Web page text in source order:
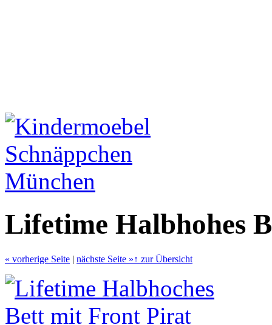
Lifetime Halbhohes
« vorherige Seite | nächste Seite »↑ zur Übersicht